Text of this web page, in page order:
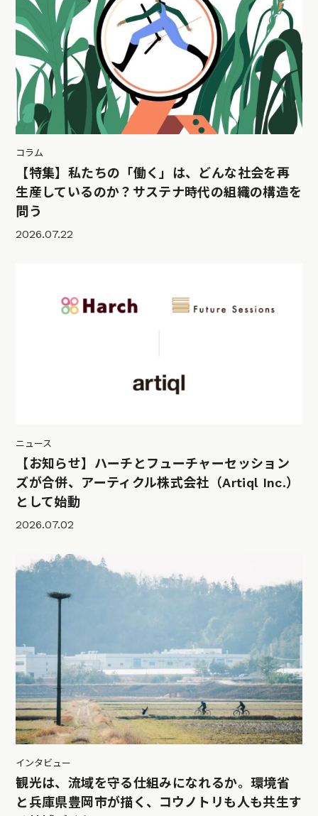
コラム
【特集】私たちの「働く」は、どんな社会を再
生産しているのか？サステナ時代の組織の構造を
問う
2026.07.22
ニュース
【お知らせ】ハーチとフューチャーセッション
ズが合併、アーティクル株式会社（Artiql Inc.）
として始動
2026.07.02
インタビュー
観光は、流域を守る仕組みになれるか。環境省
と兵庫県豊岡市が描く、コウノトリも人も共生す